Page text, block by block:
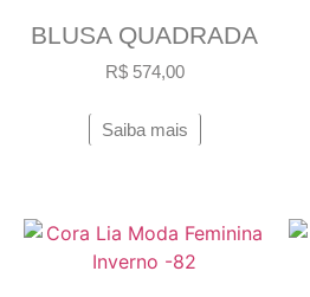
BLUSA QUADRADA
R$574,00
Saiba mais